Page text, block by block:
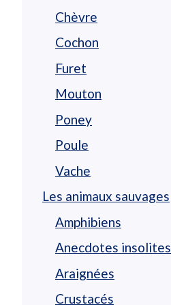
Chèvre
Cochon
Furet
Mouton
Poney
Poule
Vache
Les animaux sauvages
Amphibiens
Anecdotes insolites
Araignées
Crustacés